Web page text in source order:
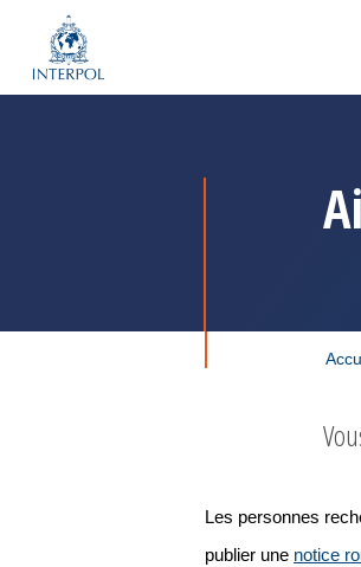
Les personnes
publier une notice